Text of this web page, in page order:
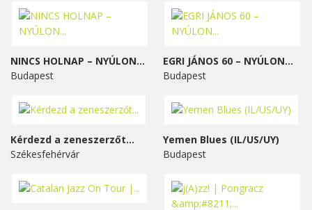
NINCS HOLNAP – NYÚLON...
Budapest
EGRI JÁNOS 60 – NYÚLON...
Budapest
Kérdezd a zeneszerzőt...
Székesfehérvár
Yemen Blues (IL/US/UY)
Budapest